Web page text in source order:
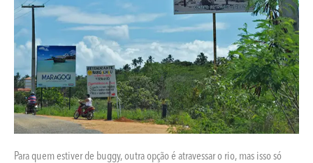
Para quem estiver de buggy, outra opção é atravessar o rio, mas isso só